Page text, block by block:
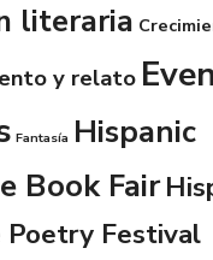
literaria
y relato
Fantasía Hispanic
Book Fair
Poetry Festival